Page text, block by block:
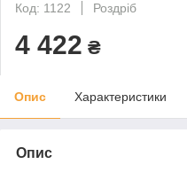
Код: 1122
Роздріб
4 422 ₴
Опис Характеристики
Опис